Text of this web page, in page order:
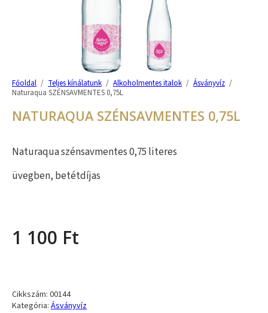
Főoldal / Teljes kínálatunk / Alkoholmentes italok / Ásványvíz /
Naturaqua SZÉNSAVMENTES 0,75L
NATURAQUA SZÉNSAVMENTES 0,75L
Naturaqua szénsavmentes 0,75 literes
üvegben, betétdíjas
1 100 Ft
Cikkszám: 00144
Kategória: Ásványvíz